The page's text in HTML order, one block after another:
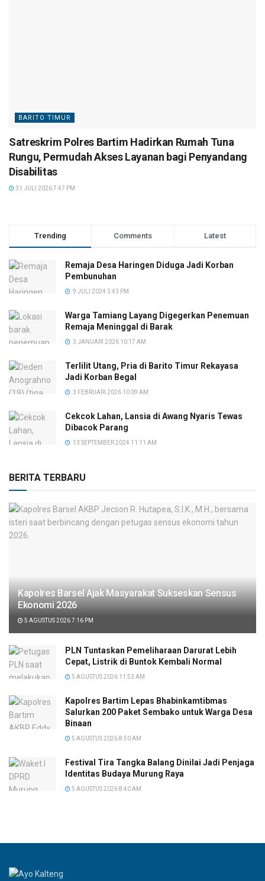
BARITO TIMUR
Satreskrim Polres Bartim Hadirkan Rumah Tuna
Rungu, Permudah Akses Layanan bagi Penyandang
Disabilitas
31 JULI 2026 7:47 PM
Trending Comments Latest
Remaja Desa Haringen Diduga Jadi Korban
Pembunuhan
9 JULI 2024 3:43 PM
Warga Tamiang Layang Digegerkan Penemuan
Remaja Meninggal di Barak
3 JANUARI 2026 10:17 AM
Terlilit Utang, Pria di Barito Timur Rekayasa
Jadi Korban Begal
3 FEBRUARI 2026 10:09 AM
Cekcok Lahan, Lansia di Awang Nyaris Tewas
Dibacok Parang
13 SEPTEMBER 2024 11:11 AM
BERITA TERBARU
Kapolres Barsel Ajak Masyarakat Sukseskan Sensus
Ekonomi 2026
5 AGUSTUS 2026 7:16 PM
PLN Tuntaskan Pemeliharaan Darurat Lebih
Cepat, Listrik di Buntok Kembali Normal
5 AGUSTUS 2026 11:53 AM
Kapolres Bartim Lepas Bhabinkamtibmas
Salurkan 200 Paket Sembako untuk Warga Desa
Binaan
5 AGUSTUS 2026 8:50 AM
Festival Tira Tangka Balang Dinilai Jadi Penjaga
Identitas Budaya Murung Raya
5 AGUSTUS 2026 8:40 AM